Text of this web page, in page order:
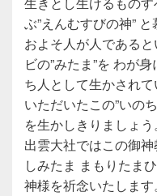
ぶ”えんむすびの神”
およそ人が人である
ビの”みたま”を わが
ち人として生かされ
いただいたこの”いの
を生かしきりましょう。
出雲大社ではこの御
しみたま まもりたま
神様を祈念いたしま